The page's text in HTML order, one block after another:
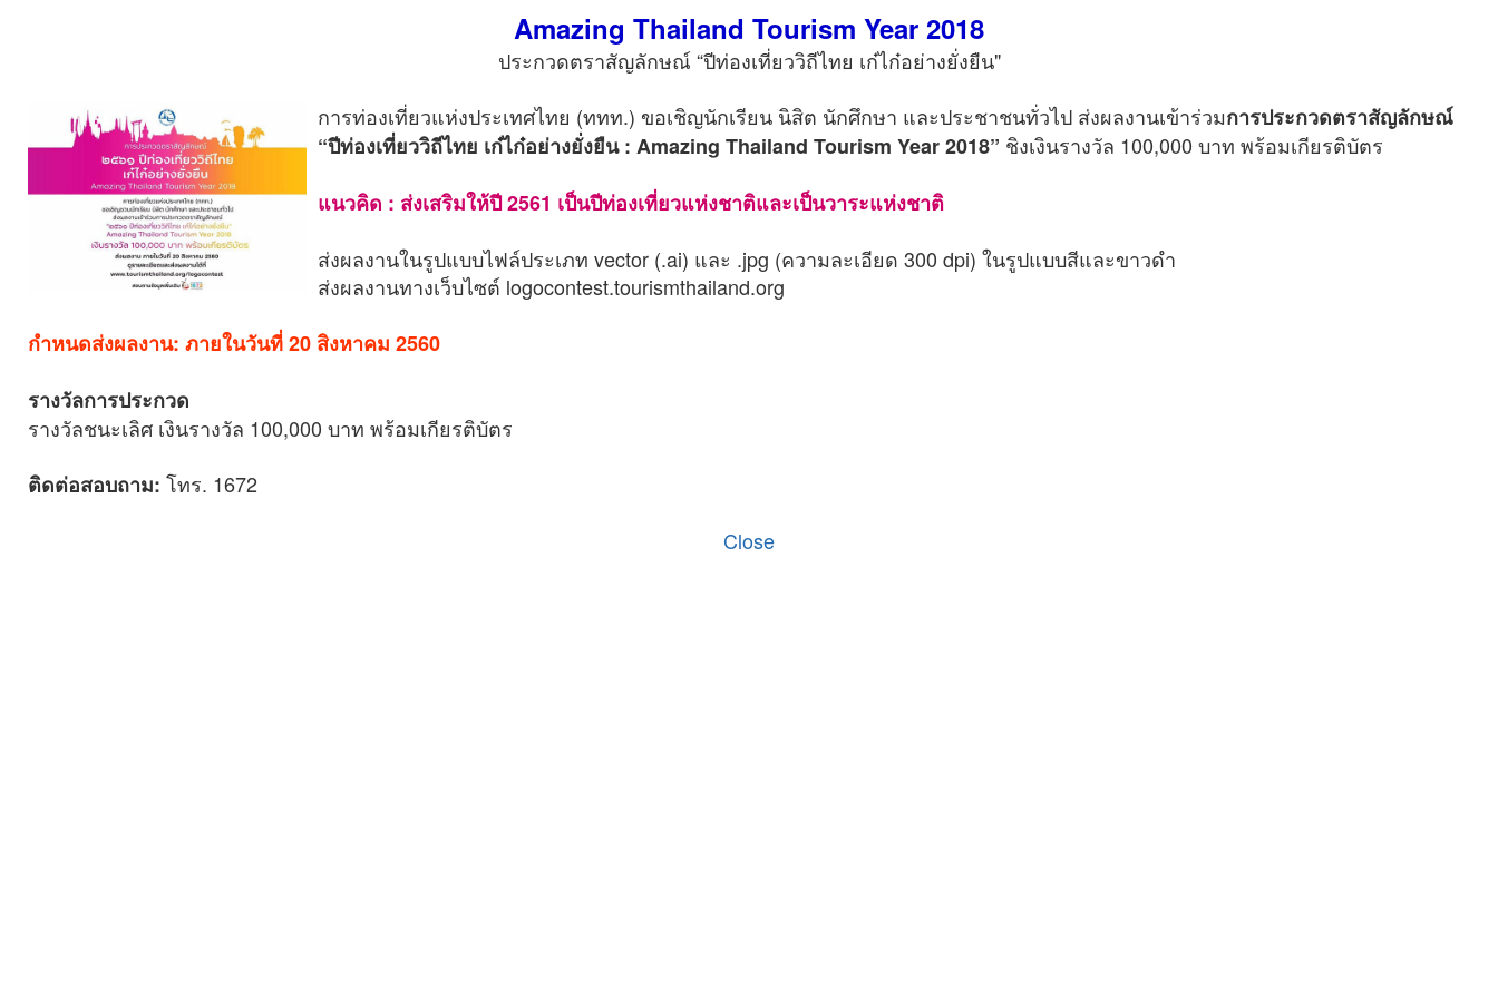
Amazing Thailand Tourism Year 2018
ประกวดตราสัญลักษณ์ “ปีท่องเที่ยววิถีไทย เก๋ไก๋อย่างยั่งยืน"
การท่องเที่ยวแห่งประเทศไทย (ททท.) ขอเชิญนักเรียน นิสิต นักศึกษา และประชาชนทั่วไป ส่งผลงานเข้าร่วมการประกวดตราสัญลักษณ์
“ปีท่องเที่ยววิถีไทย เก๋ไก๋อย่างยั่งยืน : Amazing Thailand Tourism Year 2018” ชิงเงินรางวัล 100,000 บาท พร้อมเกียรติบัตร
แนวคิด : ส่งเสริมให้ปี 2561 เป็นปีท่องเที่ยวแห่งชาติและเป็นวาระแห่งชาติ
ส่งผลงานในรูปแบบไฟล์ประเภท vector (.ai) และ .jpg (ความละเอียด 300 dpi) ในรูปแบบสีและขาวดํา
ส่งผลงานทางเว็บไซต์ logocontest.tourismthailand.org
กำหนดส่งผลงาน: ภายในวันที่ 20 สิงหาคม 2560
รางวัลการประกวด
รางวัลชนะเลิศ เงินรางวัล 100,000 บาท พร้อมเกียรติบัตร
ติดต่อสอบถาม: โทร. 1672
Close